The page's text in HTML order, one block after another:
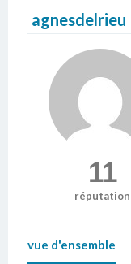
agnesdelrieu
11
réputation
vue d'ensemble